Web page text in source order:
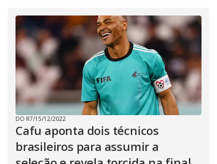
DO R7/15/12/2022
Cafu aponta dois técnicos
brasileiros para assumir a